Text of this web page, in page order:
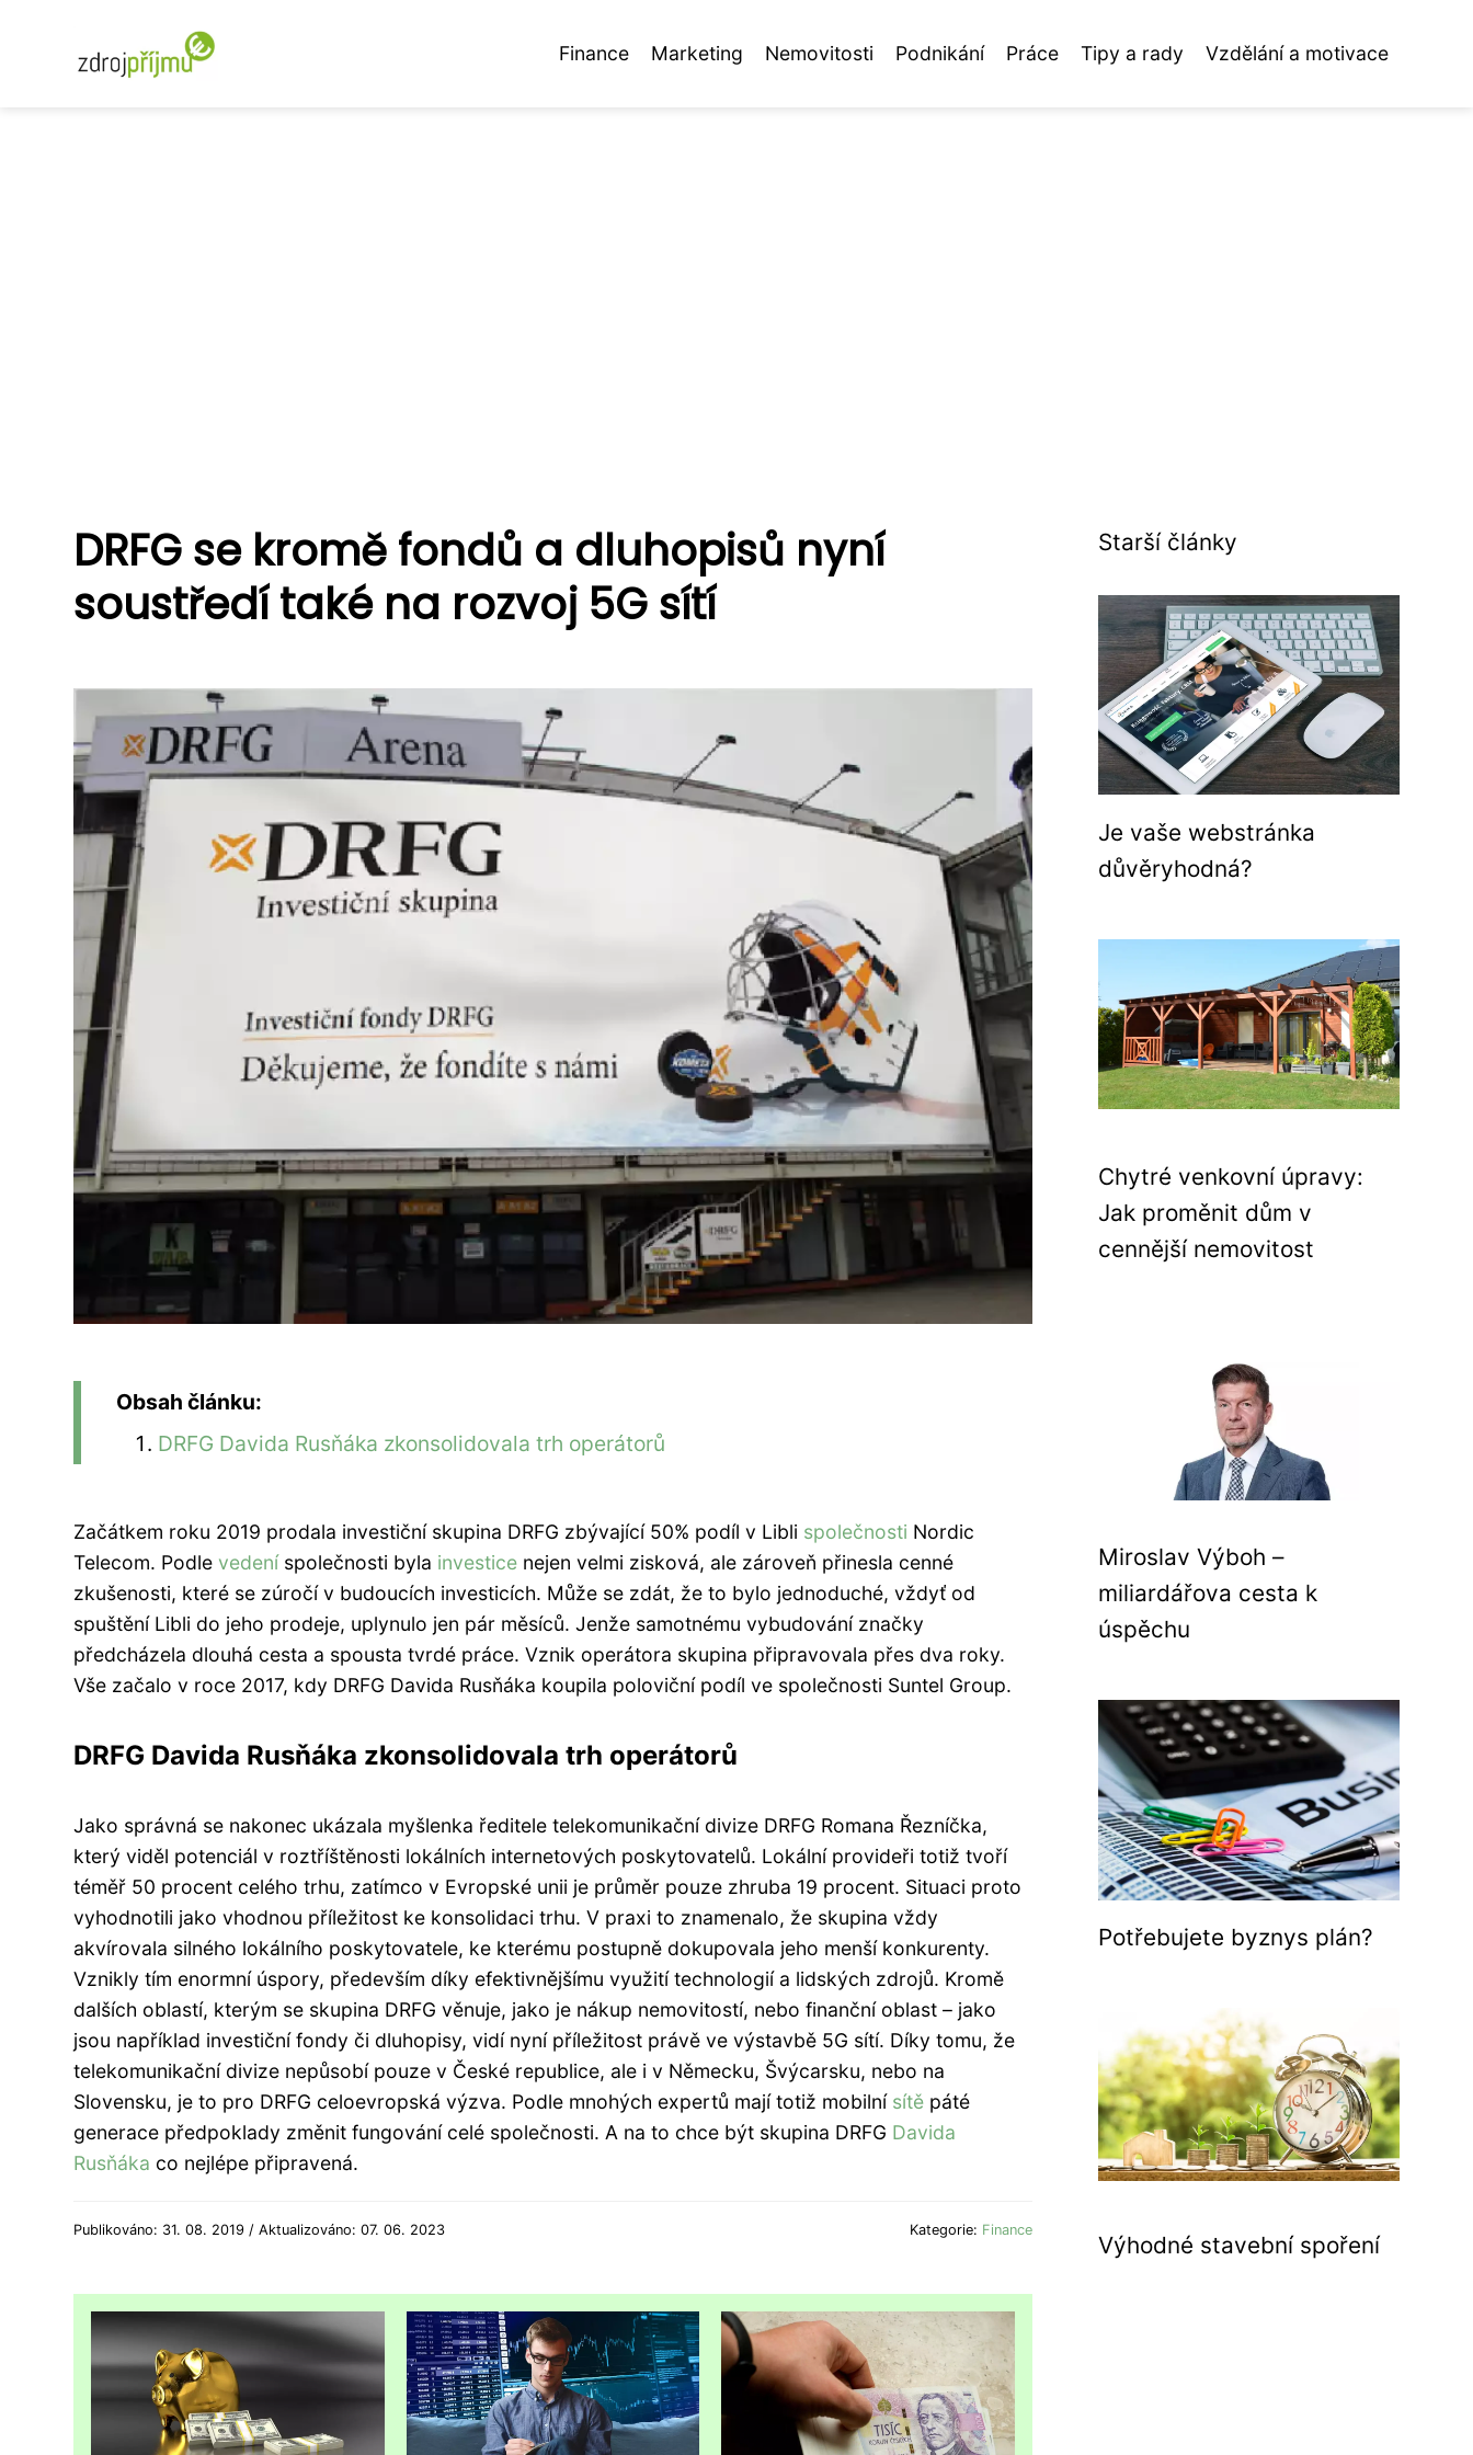
Finance Marketing Nemovitosti Podnikání Práce Tipy a rady Vzdělání a motivace
DRFG se kromě fondů a dluhopisů nyní
soustředí také na rozvoj 5G sítí
Obsah článku:
DRFG Davida Rusňáka zkonsolidovala trh operátorů
Začátkem roku 2019 prodala investiční skupina DRFG zbývající 50% podíl v Libli společnosti Nordic
Telecom. Podle vedeníspolečnosti byla investice nejen velmi zisková, ale zároveň přinesla cenné
zkušenosti, které se zúročí v budoucích investicích. Může se zdát, že to bylo jednoduché, vždyť od
spuštění Libli do jeho prodeje, uplynulo jen pár měsíců. Jenže samotnému vybudování značky
předcházela dlouhá cesta a spousta tvrdé práce. Vznik operátora skupina připravovala přes dva roky.
Vše začalo v roce 2017, kdy DRFG Davida Rusňáka koupila poloviční podíl ve společnosti Suntel Group.
DRFG Davida Rusňáka zkonsolidovala trh operátorů
Jako správná se nakonec ukázala myšlenka ředitele telekomunikační divize DRFG Romana Řezníčka,
který viděl potenciál v roztříštěnosti lokálních internetových poskytovatelů. Lokální provideři totiž tvoří
téměř 50 procent celého trhu, zatímco v Evropské unii je průměr pouze zhruba 19 procent. Situaci proto
vyhodnotili jako vhodnou příležitost ke konsolidaci trhu. V praxi to znamenalo, že skupina vždy
akvírovala silného lokálního poskytovatele, ke kterému postupně dokupovala jeho menší konkurenty.
Vznikly tím enormní úspory, především díky efektivnějšímu využití technologií a lidských zdrojů. Kromě
dalších oblastí, kterým se skupina DRFG věnuje, jako je nákup nemovitostí, nebo finanční oblast – jako
jsou například investiční fondy či dluhopisy, vidí nyní příležitost právě ve výstavbě 5G sítí. Díky tomu, že
telekomunikační divize nepůsobí pouze v České republice, ale i v Německu, Švýcarsku, nebo na
Slovensku, je to pro DRFG celoevropská výzva. Podle mnohých expertů mají totiž mobilní sítě páté
generace předpoklady změnit fungování celé společnosti. A na to chce být skupina DRFG Davida
Rusňáka co nejlépe připravená.
Publikováno: 31. 08. 2019 / Aktualizováno: 07. 06. 2023 Kategorie: Finance
Starší články
Je vaše webstránka
důvěryhodná?
Chytré venkovní úpravy:
Jak proměnit dům v
cennější nemovitost
Miroslav Výboh –
miliardářova cesta k
úspěchu
Potřebujete byznys plán?
Výhodné stavební spoření